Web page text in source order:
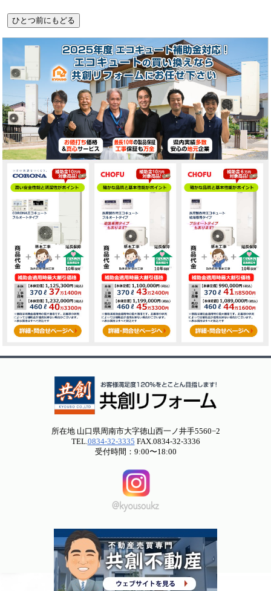
所在地 山口県周南市大字徳山西一ノ井手5560−2
TEL. 0834-32-3335 FAX.0834-32-3336
受付時間：9:00〜18:00